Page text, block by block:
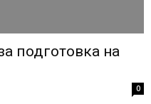
подготовка на
0